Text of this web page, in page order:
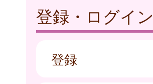
登録・ログイン
登録